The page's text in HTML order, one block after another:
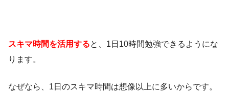
スキマ時間を活用すると、1日10時間勉強できるようにな
ります。
なぜなら、1日のスキマ時間は想像以上に多いからです。